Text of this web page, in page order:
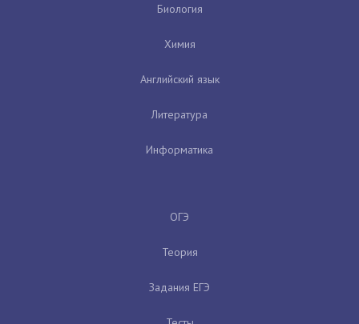
Биология
Химия
Английский язык
Литература
Информатика
ОГЭ
Теория
Задания ЕГЭ